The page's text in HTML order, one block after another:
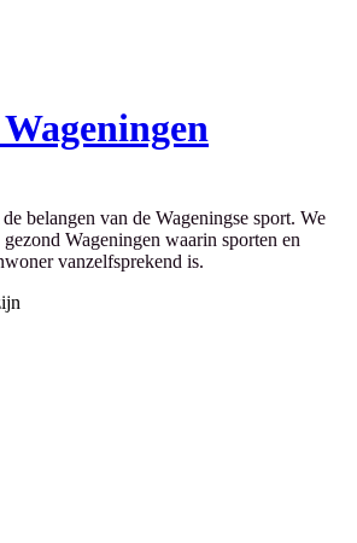
belangen van de Wageningse sport. We
Wageningen waarin sporten en
vanzelfsprekend is.